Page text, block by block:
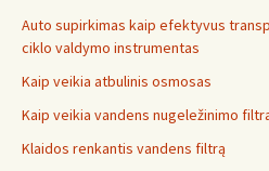
Auto supirkimas kaip efektyvus
ciklo valdymo instrumentas
Kaip veikia atbulinis osmosas
Kaip veikia vandens nugeležinimo
Klaidos renkantis vandens filtrą